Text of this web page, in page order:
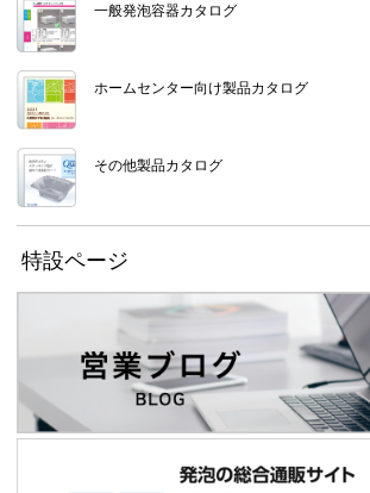
一般発泡容器カタログ
ホームセンター向け製品カタログ
その他製品カタログ
特設ページ